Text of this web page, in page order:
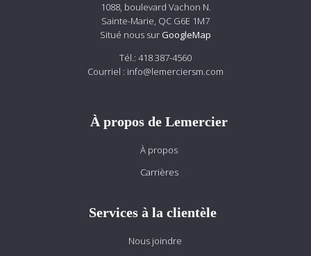
1088, boulevard Vachon N.
Sainte-Marie, QC G6E 1M7
Situé nous sur GoogleMap
Tél.: 418 387-4560
Courriel : info@lemerciersm.com
À propos de Lemercier
À propos
Carrières
Services à la clientèle
Nous joindre